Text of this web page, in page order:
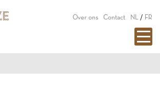
Over ons Contact NL / FR